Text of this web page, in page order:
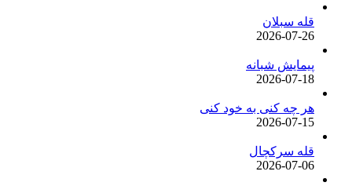
قله سبلان
2026-07-26
پیمایش شبانه
2026-07-18
هر چه کنی به خود کنی
2026-07-15
قله سرکچال
2026-07-06